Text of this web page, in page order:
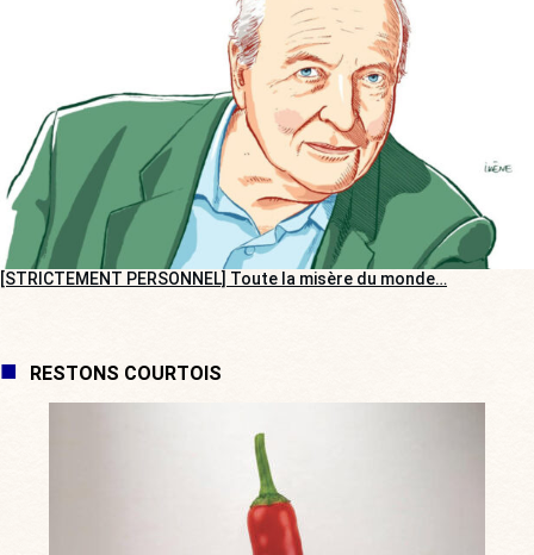
[STRICTEMENT PERSONNEL] Toute la misère du monde…
RESTONS COURTOIS